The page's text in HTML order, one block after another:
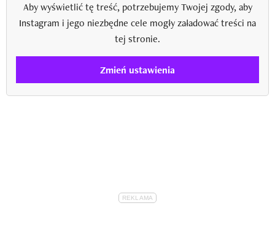
Aby wyświetlić tę treść, potrzebujemy Twojej zgody, aby
Instagram i jego niezbędne cele mogły załadować treści na
tej stronie.
Zmień ustawienia